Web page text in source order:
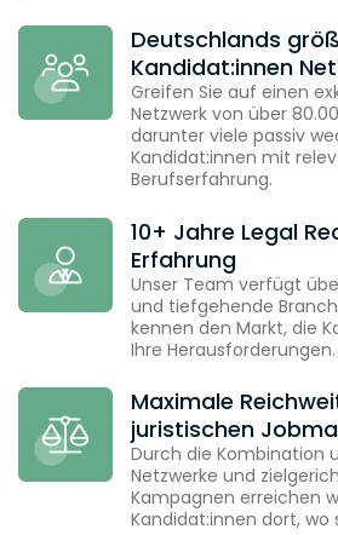
Deutschlands
Kandidat:innen
Greifen Sie auf einen
Netzwerk von über
darunter viele passiv
Kandidat:innen mit
Berufserfahrung.
10+ Jahre Legal
Erfahrung
Unser Team verfügt
und tiefgehende
kennen den Markt, die
Ihre Herausforderungen.
Maximale
juristischen
Durch die Kombination
Netzwerke und
Kampagnen erreichen
Kandidat:innen dort, wo